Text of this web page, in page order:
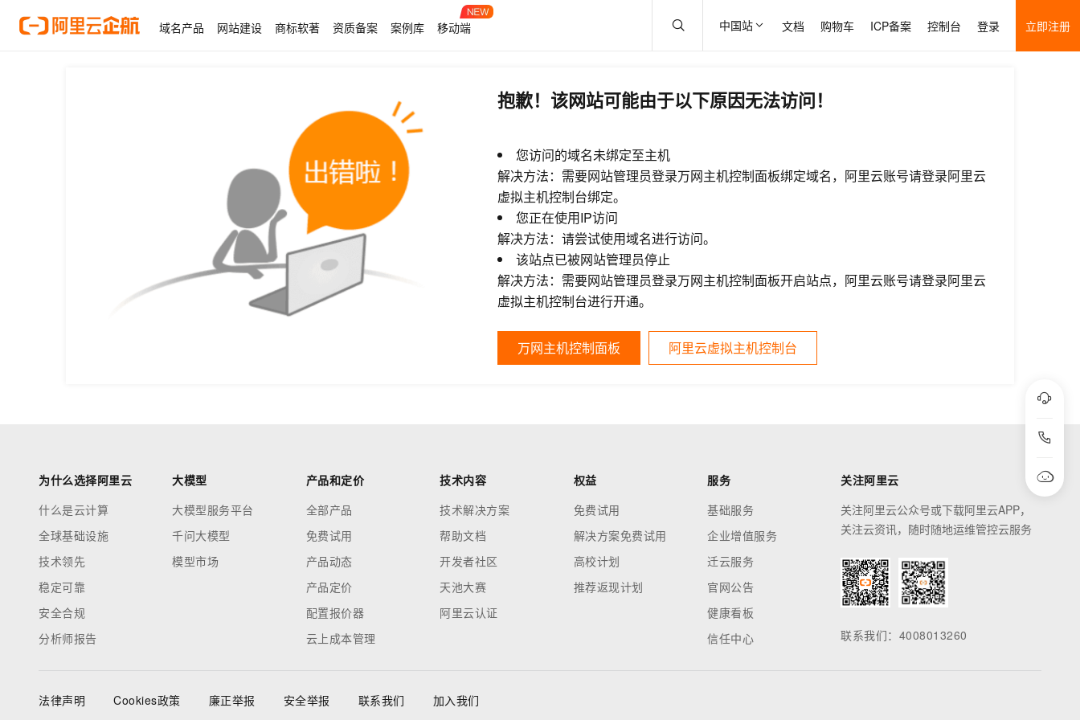
域名产品 网站建设 商标软著 资质备案 案例库 移动端 中国站 文档 购物车 ICP备案 控制台 登录 立即注册
抱歉！该网站可能由于以下原因无法访问！
您访问的域名未绑定至主机
解决方法：需要网站管理员登录万网主机控制面板绑定域名，阿里云账号请登录阿里云
虚拟主机控制台绑定。
您正在使用IP访问
解决方法：请尝试使用域名进行访问。
该站点已被网站管理员停止
解决方法：需要网站管理员登录万网主机控制面板开启站点，阿里云账号请登录阿里云
虚拟主机控制台进行开通。
万网主机控制面板 阿里云虚拟主机控制台